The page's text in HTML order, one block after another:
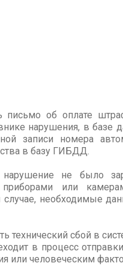
об оплате
нарушения, в
записи номера
в базу ГИБДД.
не было
приборами или
необходимые
технический сбой в
в процесс
или человеческим